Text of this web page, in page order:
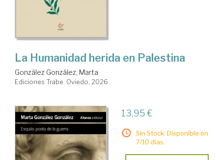
La Humanidad herida en Palestina
González González, Marta
Ediciones Trabe. Oviedo, 2026
13,95 €
Sin Stock. Disponible en
7/10 días.